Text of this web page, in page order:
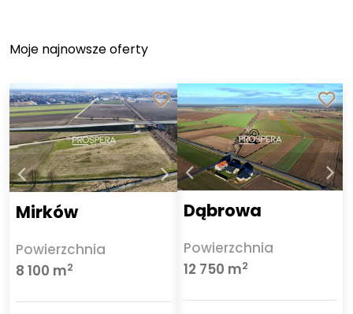
Moje najnowsze oferty
Mirków
Powierzchnia
8 100 m2
Dąbrowa
Powierzchnia
12 750 m2